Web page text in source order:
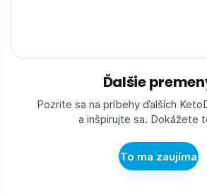
Ďalšie
Pozrite sa na príbehy ďalších
a inšpirujte sa. Dokážete
To ma zaujíma